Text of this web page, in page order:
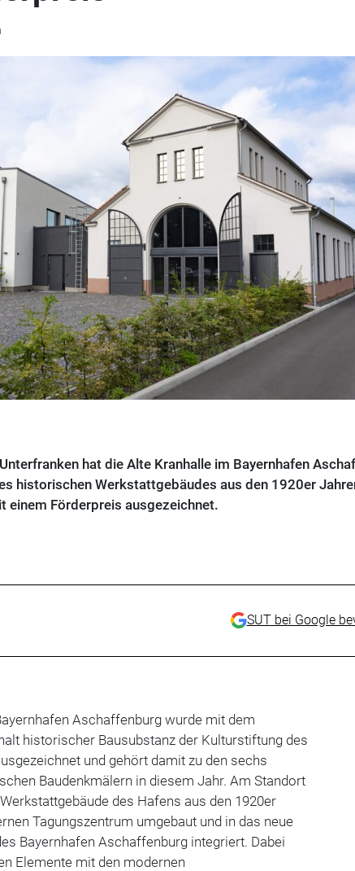
hat die Alte Kranhalle im Bayernhafen
historischen Werkstattgebäudes aus den 1920er
einem Förderpreis ausgezeichnet.
SUT bei Google
Aschaffenburg wurde mit dem
historischer Bausubstanz der Kulturstiftung des
und gehört damit zu den sechs
Baudenkmälern in diesem Jahr. Am Standort
des Hafens aus den 1920er
Tagungszentrum umgebaut und in das neue
Bayernhafen Aschaffenburg integriert. Dabei
Elemente mit den modernen